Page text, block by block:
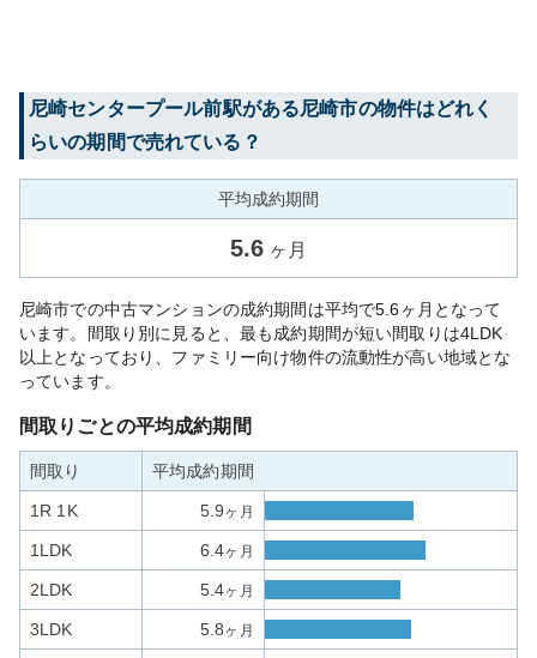
尼崎センタープール前駅がある尼崎市の物件はどれく
らいの期間で売れている？
平均成約期間
5.6 ヶ月
尼崎市での中古マンションの成約期間は平均で5.6ヶ月となって
います。間取り別に見ると、最も成約期間が短い間取りは4LDK
以上となっており、ファミリー向け物件の流動性が高い地域とな
っています。
間取りごとの平均成約期間
間取り 平均成約期間
1R 1K 5.9ヶ月
1LDK 6.4ヶ月
2LDK 5.4ヶ月
3LDK 5.8ヶ月